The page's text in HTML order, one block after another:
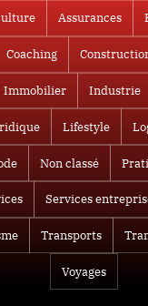
Assurances
Coaching
Immobilier Industrie
Lifestyle
Non classé
Services
Transports
Voyages